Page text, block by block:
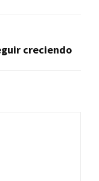
creciendo